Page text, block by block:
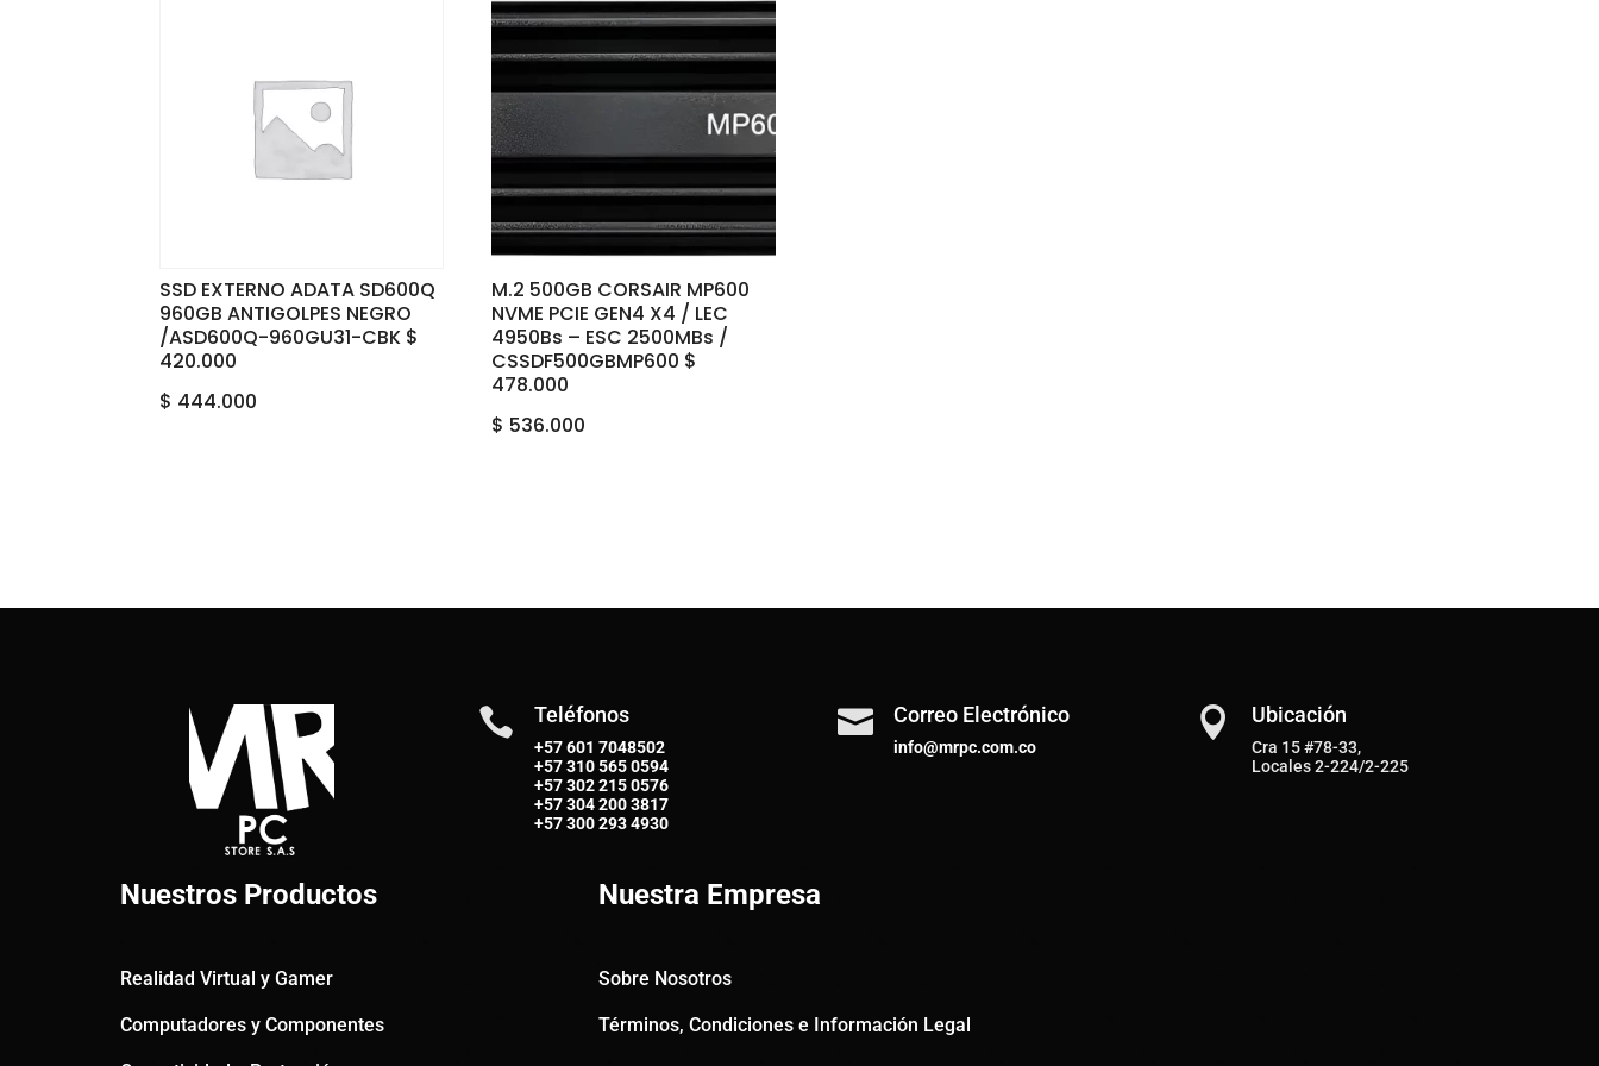
SSD EXTERNO ADATA SD600Q
960GB ANTIGOLPES NEGRO
/ASD600Q-960GU31-CBK $
420.000
$ 444.000
M.2 500GB CORSAIR MP600
NVME PCIE GEN4 X4 / LEC
4950Bs – ESC 2500MBs /
CSSDF500GBMP600 $
478.000
$ 536.000
 Teléfonos
+57 601 7048502
+57310 565 0594
+57302 215 0576
+57304 200 3817
+57300 293 4930
 Correo Electrónico
info@mrpc.com.co
 Ubicación
Cra 15 #78-33,
Locales 2-224/2-225
Nuestros Productos
Realidad Virtual y Gamer
Computadores y Componentes
Nuestra Empresa
Sobre Nosotros
Términos, Condiciones e Información Legal